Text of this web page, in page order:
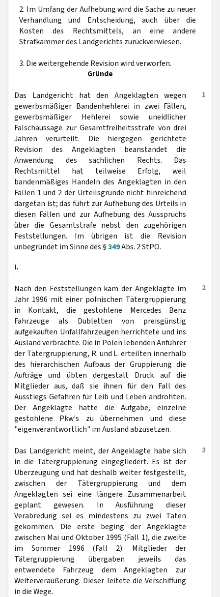
2. Im Umfang der Aufhebung wird die Sache zu neuer
Verhandlung und Entscheidung, auch über die
Kosten des Rechtsmittels, an eine andere
Strafkammer des Landgerichts zurückverwiesen.
3. Die weitergehende Revision wird verworfen.
Gründe
1
Das Landgericht hat den Angeklagten wegen
gewerbsmäßiger Bandenhehlerei in zwei Fällen,
gewerbsmäßiger Hehlerei sowie uneidlicher
Falschaussage zur Gesamtfreiheitsstrafe von drei
Jahren verurteilt. Die hiergegen gerichtete
Revision des Angeklagten beanstandet die
Anwendung des sachlichen Rechts. Das
Rechtsmittel hat teilweise Erfolg, weil
bandenmäßiges Handeln des Angeklagten in den
Fällen 1 und 2 der Urteilsgründe nicht hinreichend
dargetan ist; das führt zur Aufhebung des Urteils in
diesen Fällen und zur Aufhebung des Ausspruchs
über die Gesamtstrafe nebst den zugehörigen
Feststellungen. Im übrigen ist die Revision
unbegründet im Sinne des §349Abs. 2 StPO.
I.
2
Nach den Feststellungen kam der Angeklagte im
Jahr 1996 mit einer polnischen Tätergruppierung
in Kontakt, die gestohlene Mercedes Benz
Fahrzeuge als Dubletten von preisgünstig
aufgekauften Unfallfahrzeugen herrichtete und ins
Ausland verbrachte. Die in Polen lebenden Anführer
der Tätergruppierung, R. und L. erteilten innerhalb
des hierarchischen Aufbaus der Gruppierung die
Aufträge und übten dergestalt Druck auf die
Mitglieder aus, daß sie ihnen für den Fall des
Ausstiegs Gefahren für Leib und Leben androhten.
Der Angeklagte hatte die Aufgabe, einzelne
gestohlene Pkw's zu übernehmen und diese
"eigenverantwortlich" im Ausland abzusetzen.
3
Das Landgericht meint, der Angeklagte habe sich
in die Tätergruppierung eingegliedert. Es ist der
Überzeugung und hat deshalb weiter festgestellt,
zwischen der Tätergruppierung und dem
Angeklagten sei eine längere Zusammenarbeit
geplant gewesen. In Ausführung dieser
Verabredung sei es mindestens zu zwei Taten
gekommen. Die erste beging der Angeklagte
zwischen Mai und Oktober 1995 (Fall 1), die zweite
im Sommer 1996 (Fall 2). Mitglieder der
Tätergruppierung übergaben jeweils das
entwendete Fahrzeug dem Angeklagten zur
Weiterveräußerung. Dieser leitete die Verschiffung
in die Wege.